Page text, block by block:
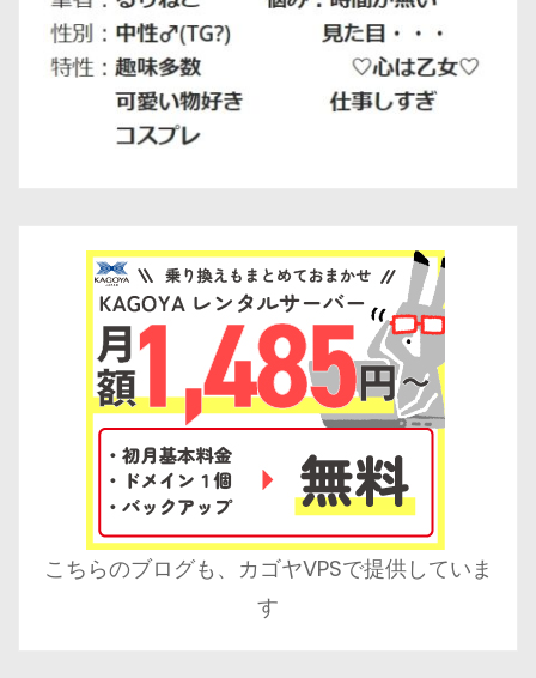
こちらのブログも、カゴヤVPSで提供していま
す